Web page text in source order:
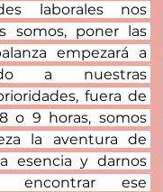
laborales nos
somos, poner las
empezará a
a nuestras
fuera de
o 9 horas, somos
la aventura de
esencia y darnos
encontrar ese